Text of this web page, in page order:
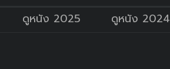
ดูหนัง 2025 ดูหนัง 2024